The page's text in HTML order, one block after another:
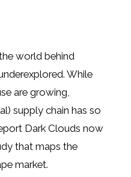
world behind
While
are growing,
supply chain has so
Dark Clouds now
that maps the
market.